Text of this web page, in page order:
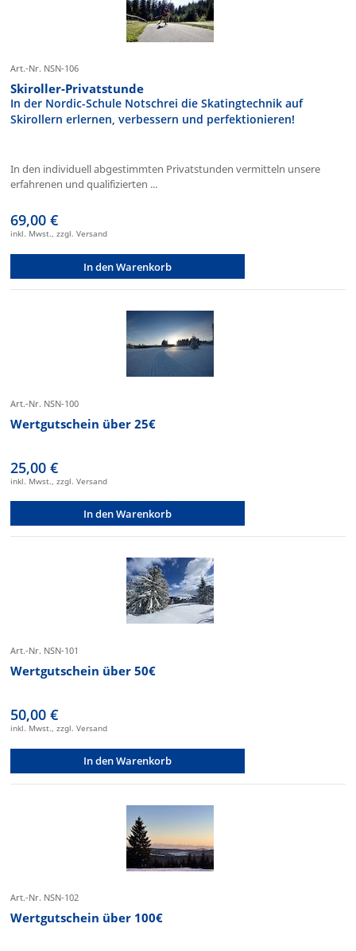
Art.-Nr. NSN-106
Skiroller-Privatstunde
In der Nordic-Schule Notschrei die Skatingtechnik auf
Skirollern erlernen, verbessern und perfektionieren!
In den individuell abgestimmten Privatstunden vermitteln unsere
erfahrenen und qualifizierten ...
69,00 €
inkl. Mwst., zzgl. Versand
In den Warenkorb
Art.-Nr. NSN-100
Wertgutschein über 25€
25,00 €
inkl. Mwst., zzgl. Versand
In den Warenkorb
Art.-Nr. NSN-101
Wertgutschein über 50€
50,00 €
inkl. Mwst., zzgl. Versand
In den Warenkorb
Art.-Nr. NSN-102
Wertgutschein über 100€